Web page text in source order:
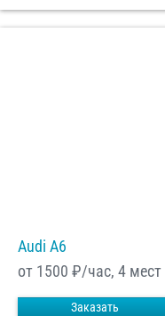
Audi A6
от 1500 ₽/час, 4 мест
Заказать